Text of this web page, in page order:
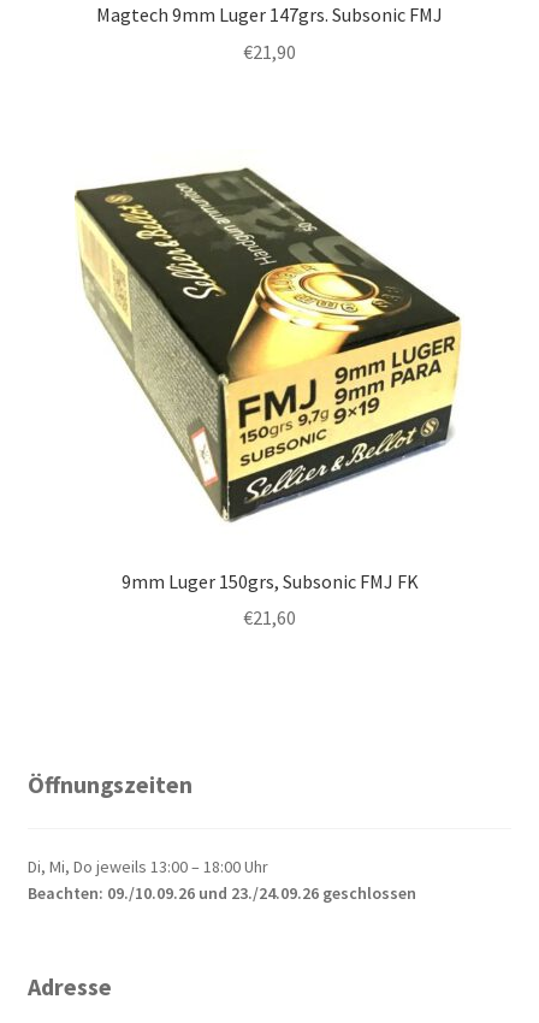
Magtech 9mm Luger 147grs. Subsonic FMJ
€21,90
9mm Luger 150grs, Subsonic FMJ FK
€21,60
Öffnungszeiten
Di, Mi, Do jeweils 13:00 – 18:00 Uhr
Beachten: 09./10.09.26 und 23./24.09.26 geschlossen
Adresse